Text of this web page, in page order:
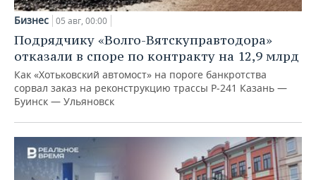
Бизнес 05 авг, 00:00
Подрядчику «Волго-Вятскуправтодора»
отказали в споре по контракту на 12,9 млрд
Как «Хотьковский автомост» на пороге банкротства
сорвал заказ на реконструкцию трассы Р‑241 Казань —
Буинск — Ульяновск